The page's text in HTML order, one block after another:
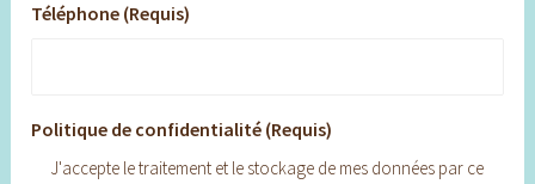
Téléphone (Requis)
Politique de confidentialité (Requis)
J'accepte le traitement et le stockage de mes données par ce